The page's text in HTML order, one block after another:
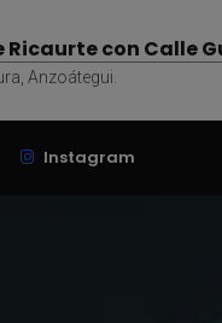
Ricaurte con Calle
Anzoátegui.
Instagram